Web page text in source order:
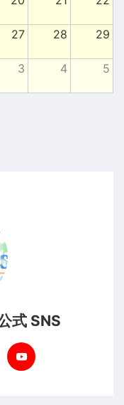
27 28 29
3 4 5
式 SNS